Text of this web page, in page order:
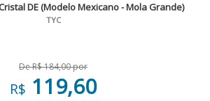
DE (Modelo Mexicano - Mola Grande)
TYC
De R$ 184,00 por
R$ 119,60